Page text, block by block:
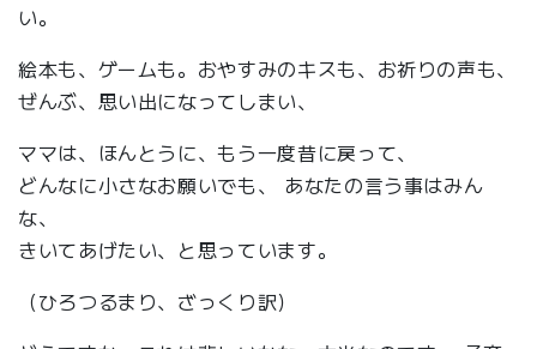
い。
絵本も、ゲームも。おやすみのキスも、お祈りの声も、
ぜんぶ、思い出になってしまい、
ママは、ほんとうに、もう一度昔に戻って、
どんなに小さなお願いでも、 あなたの言う事はみん
な、
きいてあげたい、と思っています。
（ひろつるまり、ざっくり訳）